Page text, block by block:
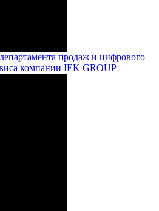
продаж и цифрового
компании IEK GROUP